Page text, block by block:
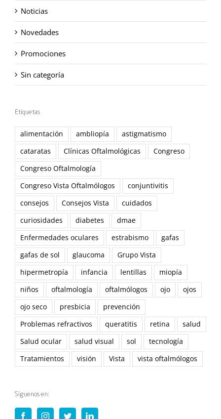
Noticias
Novedades
Promociones
Sin categoría
Etiquetas
alimentación ambliopía
astigmatismo
cataratas
Clínicas Oftalmológicas
Congreso
Congreso Oftalmología
Congreso Vista Oftalmólogos
conjuntivitis
consejos
Consejos Vista
cuidados
curiosidades
diabetes
dmae
Enfermedades oculares
estrabismo
gafas
gafas de sol
glaucoma
Grupo Vista
hipermetropía
infancia lentillas
miopía
niños
oftalmología oftalmólogos ojo
ojos
ojo seco
presbicia
prevención
Problemas refractivos
queratitis retina
salud
Salud ocular
salud visual sol
tecnología
Tratamientos
visión Vista vista oftalmólogos
Síguenos en: